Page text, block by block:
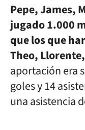
Pepe, James,
jugado 1.000
que los que
Theo,
aportación era
goles y 14
una asistencia